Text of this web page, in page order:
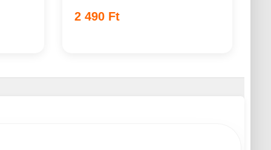
2 490 Ft